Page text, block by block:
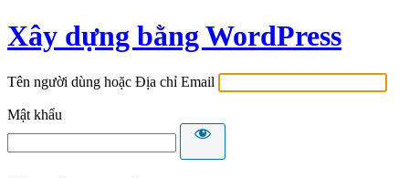
Xây dựng bằng WordPress
Tên người dùng hoặc Địa chỉ Email
Mật khẩu